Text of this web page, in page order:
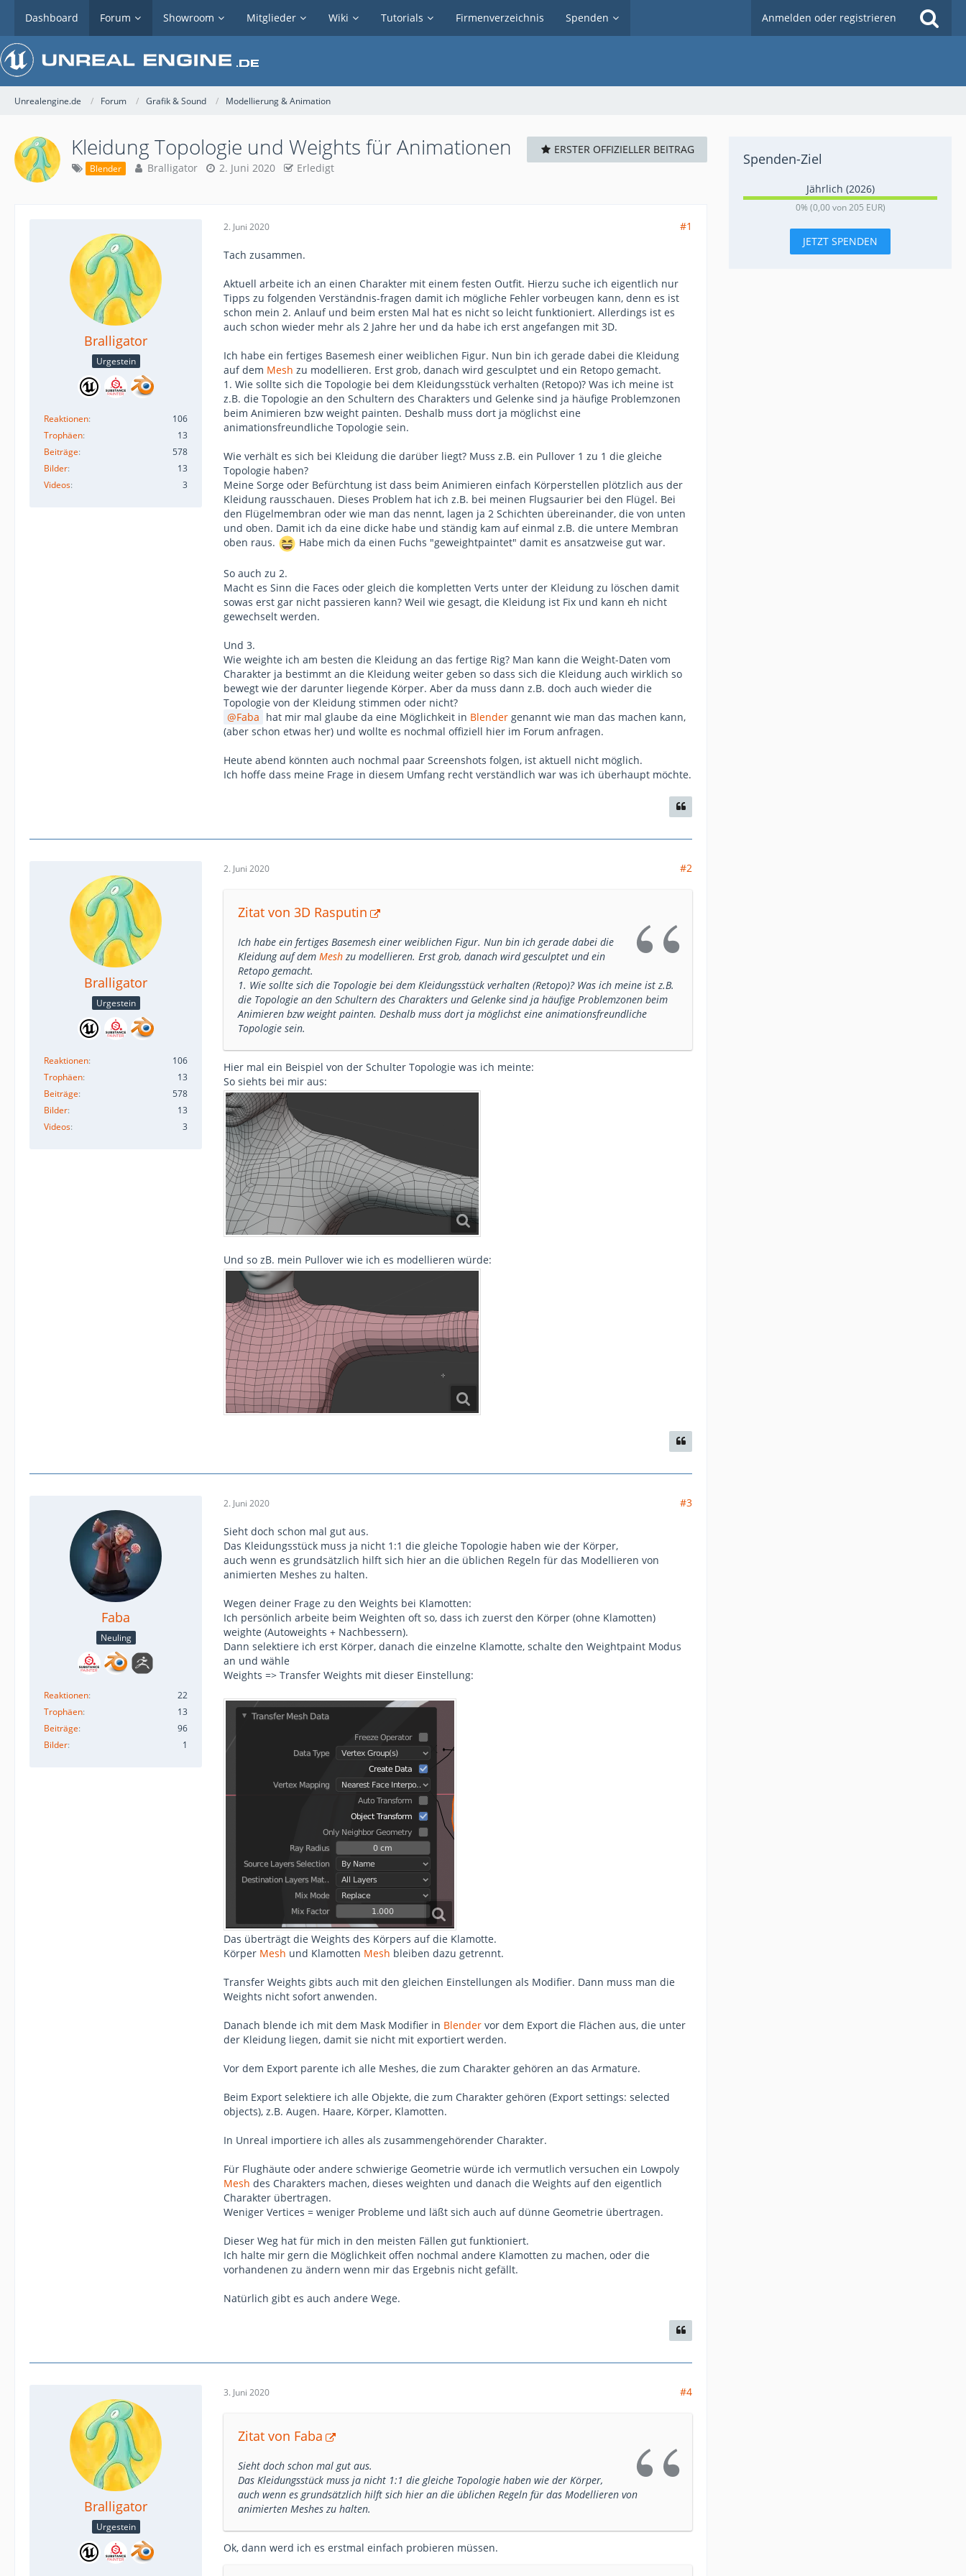
Dashboard Forum Showroom Mitglieder Wiki Tutorials Firmenverzeichnis Spenden Anmelden oder registrieren
Unrealengine.de Forum Grafik & Sound Modellierung & Animation
Kleidung Topologie und Weights für Animationen
Blender Bralligator 2. Juni 2020 Erledigt
ERSTER OFFIZIELLER BEITRAG
Bralligator
Urgestein
Reaktionen
106
Trophäen
13
Beiträge
578
Bilder
13
Videos
3
2. Juni 2020 #1
Tach zusammen.
Aktuell arbeite ich an einen Charakter mit einem festen Outfit. Hierzu suche ich eigentlich nur
Tipps zu folgenden Verständnis-fragen damit ich mögliche Fehler vorbeugen kann, denn es ist
schon mein 2. Anlauf und beim ersten Mal hat es nicht so leicht funktioniert. Allerdings ist es
auch schon wieder mehr als 2 Jahre her und da habe ich erst angefangen mit 3D.
Ich habe ein fertiges Basemesh einer weiblichen Figur. Nun bin ich gerade dabei die Kleidung
auf dem Mesh zu modellieren. Erst grob, danach wird gesculptet und ein Retopo gemacht.
1. Wie sollte sich die Topologie bei dem Kleidungsstück verhalten (Retopo)? Was ich meine ist
z.B. die Topologie an den Schultern des Charakters und Gelenke sind ja häufige Problemzonen
beim Animieren bzw weight painten. Deshalb muss dort ja möglichst eine
animationsfreundliche Topologie sein.
Wie verhält es sich bei Kleidung die darüber liegt? Muss z.B. ein Pullover 1 zu 1 die gleiche
Topologie haben?
Meine Sorge oder Befürchtung ist dass beim Animieren einfach Körperstellen plötzlich aus der
Kleidung rausschauen. Dieses Problem hat ich z.B. bei meinen Flugsaurier bei den Flügel. Bei
den Flügelmembran oder wie man das nennt, lagen ja 2 Schichten übereinander, die von unten
und oben. Damit ich da eine dicke habe und ständig kam auf einmal z.B. die untere Membran
oben raus.
Habe mich da einen Fuchs "geweightpaintet" damit es ansatzweise gut war.
So auch zu 2.
Macht es Sinn die Faces oder gleich die kompletten Verts unter der Kleidung zu löschen damit
sowas erst gar nicht passieren kann? Weil wie gesagt, die Kleidung ist Fix und kann eh nicht
gewechselt werden.
Und 3.
Wie weighte ich am besten die Kleidung an das fertige Rig? Man kann die Weight-Daten vom
Charakter ja bestimmt an die Kleidung weiter geben so dass sich die Kleidung auch wirklich so
bewegt wie der darunter liegende Körper. Aber da muss dann z.B. doch auch wieder die
Topologie von der Kleidung stimmen oder nicht?
Faba hat mir mal glaube da eine Möglichkeit in Blender genannt wie man das machen kann,
(aber schon etwas her) und wollte es nochmal offiziell hier im Forum anfragen.
Heute abend könnten auch nochmal paar Screenshots folgen, ist aktuell nicht möglich.
Ich hoffe dass meine Frage in diesem Umfang recht verständlich war was ich überhaupt möchte.
Bralligator
Urgestein
Reaktionen
106
Trophäen
13
Beiträge
578
Bilder
13
Videos
3
2. Juni 2020 #2
Zitat von 3D Rasputin
Ich habe ein fertiges Basemesh einer weiblichen Figur. Nun bin ich gerade dabei die
Kleidung auf dem Mesh zu modellieren. Erst grob, danach wird gesculptet und ein
Retopo gemacht.
1. Wie sollte sich die Topologie bei dem Kleidungsstück verhalten (Retopo)? Was ich meine ist z.B.
die Topologie an den Schultern des Charakters und Gelenke sind ja häufige Problemzonen beim
Animieren bzw weight painten. Deshalb muss dort ja möglichst eine animationsfreundliche
Topologie sein.
Hier mal ein Beispiel von der Schulter Topologie was ich meinte:
So siehts bei mir aus:
Und so zB. mein Pullover wie ich es modellieren würde:
Faba
Neuling
Reaktionen
22
Trophäen
13
Beiträge
96
Bilder
1
2. Juni 2020 #3
Sieht doch schon mal gut aus.
Das Kleidungsstück muss ja nicht 1:1 die gleiche Topologie haben wie der Körper,
auch wenn es grundsätzlich hilft sich hier an die üblichen Regeln für das Modellieren von
animierten Meshes zu halten.
Wegen deiner Frage zu den Weights bei Klamotten:
Ich persönlich arbeite beim Weighten oft so, dass ich zuerst den Körper (ohne Klamotten)
weighte (Autoweights + Nachbessern).
Dann selektiere ich erst Körper, danach die einzelne Klamotte, schalte den Weightpaint Modus
an und wähle
Weights => Transfer Weights mit dieser Einstellung:
Das überträgt die Weights des Körpers auf die Klamotte.
Körper Mesh und Klamotten Mesh bleiben dazu getrennt.
Transfer Weights gibts auch mit den gleichen Einstellungen als Modifier. Dann muss man die
Weights nicht sofort anwenden.
Danach blende ich mit dem Mask Modifier in Blender vor dem Export die Flächen aus, die unter
der Kleidung liegen, damit sie nicht mit exportiert werden.
Vor dem Export parente ich alle Meshes, die zum Charakter gehören an das Armature.
Beim Export selektiere ich alle Objekte, die zum Charakter gehören (Export settings: selected
objects), z.B. Augen. Haare, Körper, Klamotten.
In Unreal importiere ich alles als zusammengehörender Charakter.
Für Flughäute oder andere schwierige Geometrie würde ich vermutlich versuchen ein Lowpoly
Mesh des Charakters machen, dieses weighten und danach die Weights auf den eigentlich
Charakter übertragen.
Weniger Vertices = weniger Probleme und läßt sich auch auf dünne Geometrie übertragen.
Dieser Weg hat für mich in den meisten Fällen gut funktioniert.
Ich halte mir gern die Möglichkeit offen nochmal andere Klamotten zu machen, oder die
vorhandenen zu ändern wenn mir das Ergebnis nicht gefällt.
Natürlich gibt es auch andere Wege.
Bralligator
Urgestein
3. Juni 2020 #4
Zitat von Faba
Sieht doch schon mal gut aus.
Das Kleidungsstück muss ja nicht 1:1 die gleiche Topologie haben wie der Körper,
auch wenn es grundsätzlich hilft sich hier an die üblichen Regeln für das Modellieren von
animierten Meshes zu halten.
Ok, dann werd ich es erstmal einfach probieren müssen.
Spenden-Ziel
Jährlich (2026)
0
0% (0,00 von 205 EUR)
JETZT SPENDEN